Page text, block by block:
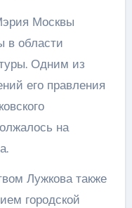
Москвы
в области
Одним из
его правления
на
Лужкова также
городской